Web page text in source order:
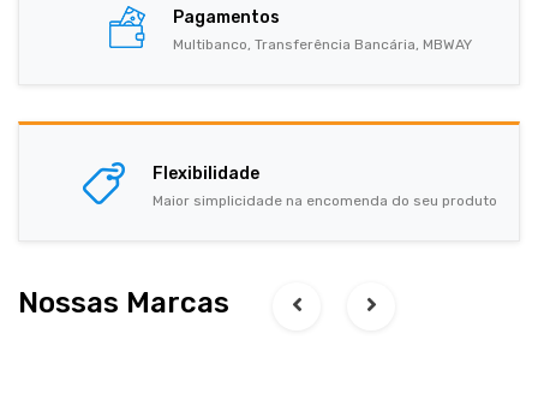
Pagamentos
Multibanco, Transferência Bancária, MBWAY
Flexibilidade
Maior simplicidade na encomenda do seu produto
Nossas Marcas